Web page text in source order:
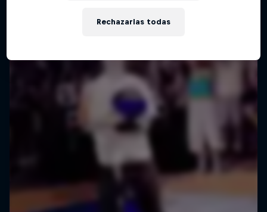
Rechazarlas todas